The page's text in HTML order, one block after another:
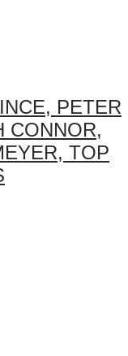
PETER
CONNOR,
TOP